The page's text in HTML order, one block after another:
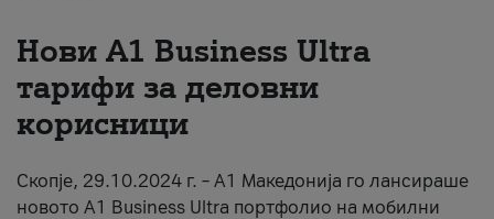
За нас
#ПодобарОнлајн
Нови А1 Business Ultra
тарифи за деловни
корисници
Скопје, 29.10.2024 г. – А1 Македонија го лансираше
новото А1 Business Ultra портфолио на мобилни